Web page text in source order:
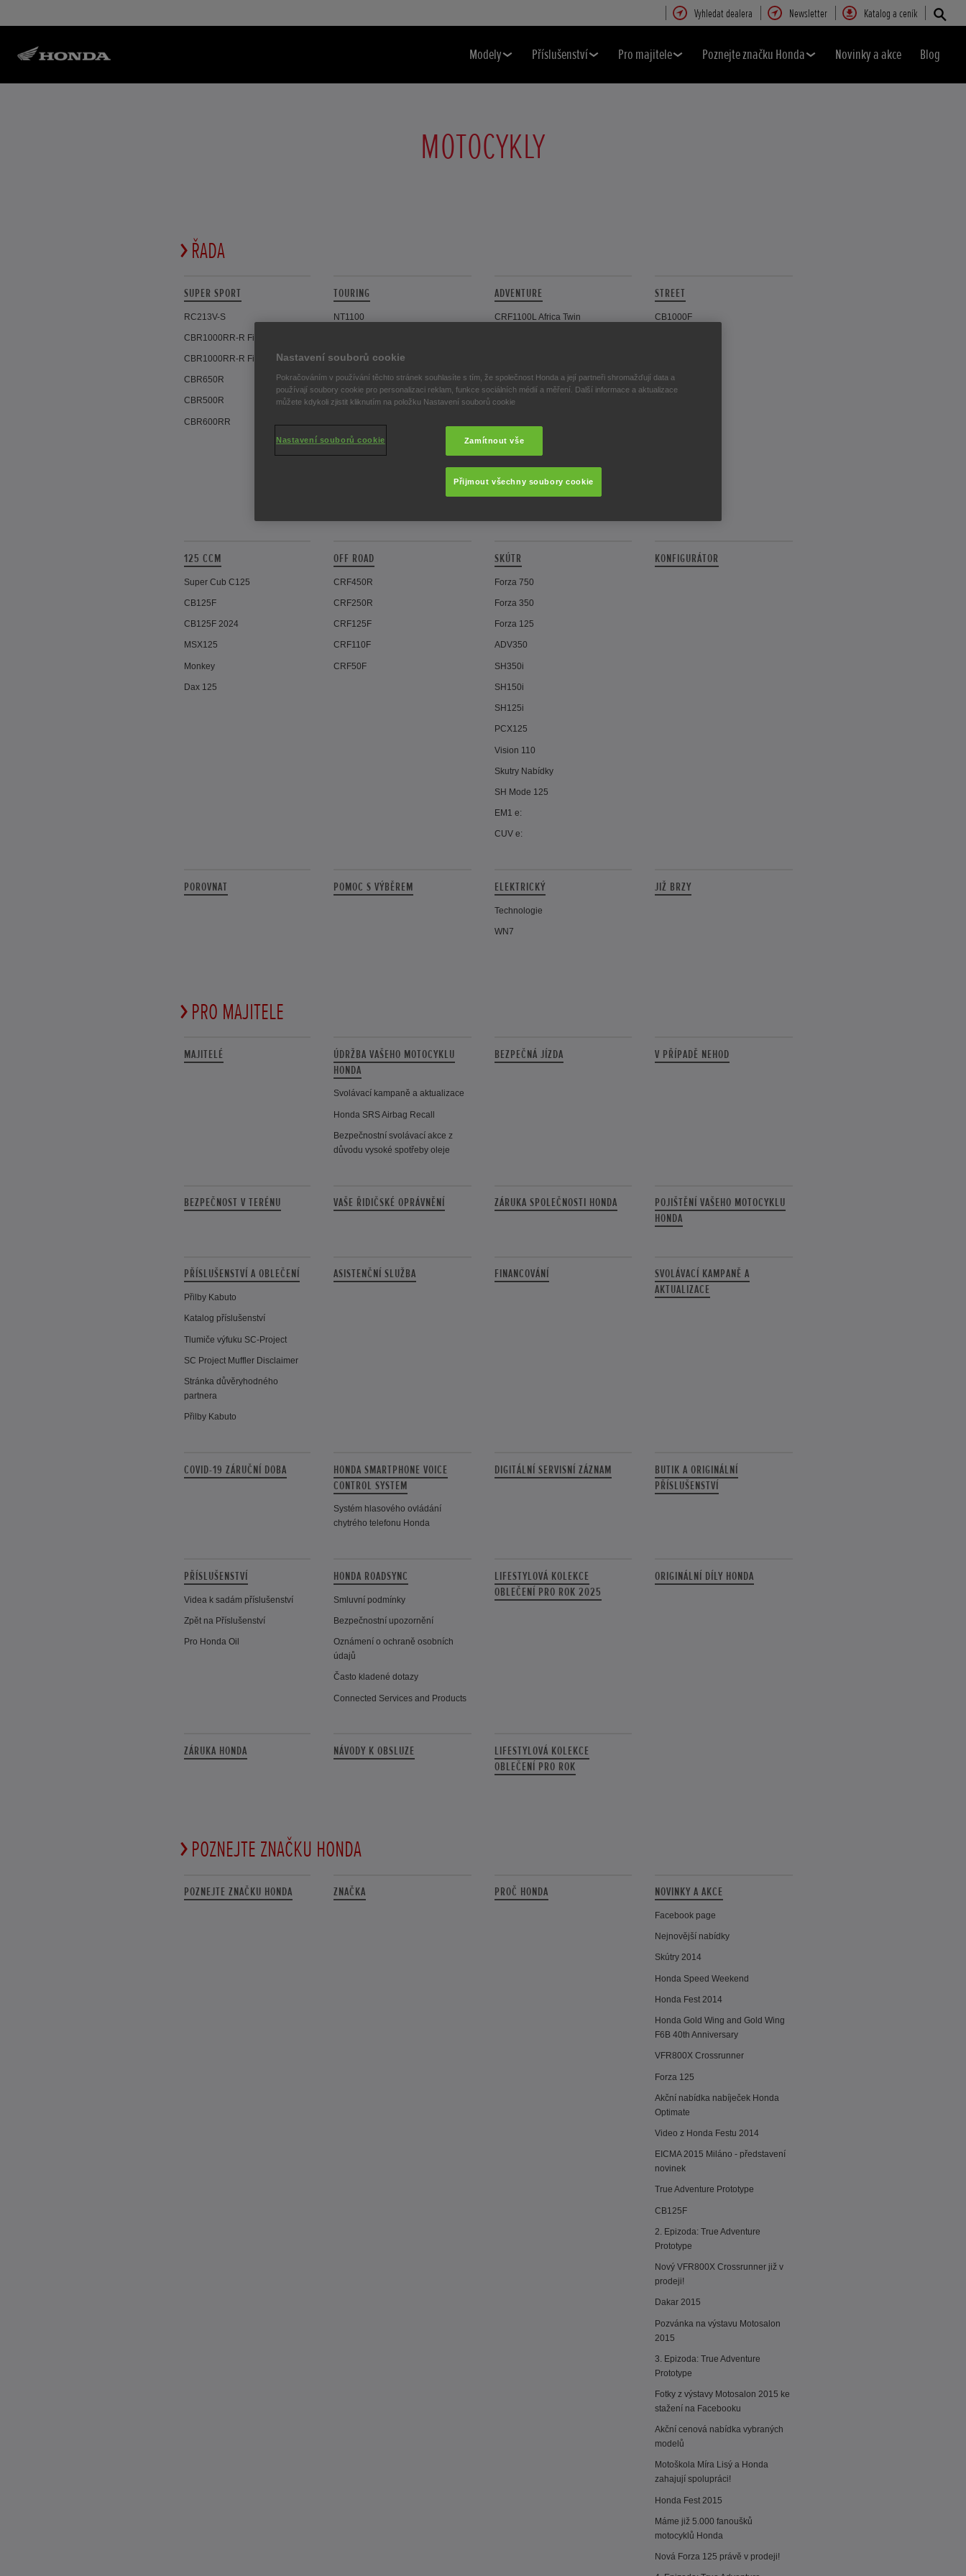
Vyhledat dealera Newsletter Katalog a ceník
Modely Příslušenství Pro majitele Poznejte značku Honda Novinky a akce Blog
MOTOCYKLY
ŘADA
SUPER SPORT
RC213V-S
CBR1000RR-R Fireblade SP
CBR1000RR-R Fireblade
CBR650R
CBR500R
CBR600RR
TOURING
NT1100
GL1800 Gold Wing Tour
ADVENTURE
CRF1100L Africa Twin
XL750 Transalp
X-ADV
CB500X
CRF300 Rally
CRF300L
NX500
STREET
CB1000F
CB750 Hornet
125 CCM
Super Cub C125
CB125F
CB125F 2024
MSX125
Monkey
Dax 125
OFF ROAD
CRF450R
CRF250R
CRF125F
CRF110F
CRF50F
SKÚTR
Forza 750
Forza 350
Forza 125
ADV350
SH350i
SH150i
SH125i
PCX125
Vision 110
Skutry Nabídky
SH Mode 125
EM1 e:
CUV e:
KONFIGURÁTOR
POROVNAT POMOC S VÝBĚREM ELEKTRICKÝ
Technologie
WN7
JIŽ BRZY
PRO MAJITELE
MAJITELÉ
ÚDRŽBA VAŠEHO MOTOCYKLU
HONDA
Svolávací kampaně a aktualizace
Honda SRS Airbag Recall
Bezpečnostní svolávací akce z
důvodu vysoké spotřeby oleje
BEZPEČNÁ JÍZDA V PŘÍPADĚ NEHOD
BEZPEČNOST V TERÉNU VAŠE ŘIDIČSKÉ OPRÁVNĚNÍ ZÁRUKA SPOLEČNOSTI HONDA
POJIŠTĚNÍ VAŠEHO MOTOCYKLU
HONDA
PŘÍSLUŠENSTVÍ A OBLEČENÍ
Přilby Kabuto
Katalog příslušenství
Tlumiče výfuku SC-Project
SC Project Muffler Disclaimer
Stránka důvěryhodného
partnera
Přilby Kabuto
ASISTENČNÍ SLUŽBA FINANCOVÁNÍ
SVOLÁVACÍ KAMPANĚ A
AKTUALIZACE
COVID-19 ZÁRUČNÍ DOBA
HONDA SMARTPHONE VOICE
CONTROL SYSTEM
Systém hlasového ovládání
chytrého telefonu Honda
DIGITÁLNÍ SERVISNÍ ZÁZNAM
BUTIK A ORIGINÁLNÍ
PŘÍSLUŠENSTVÍ
PŘÍSLUŠENSTVÍ
Videa k sadám příslušenství
Zpět na Příslušenství
Pro Honda Oil
HONDA ROADSYNC
Smluvní podmínky
Bezpečnostní upozornění
Oznámení o ochraně osobních
údajů
Často kladené dotazy
Connected Services and Products
LIFESTYLOVÁ KOLEKCE
OBLEČENÍ PRO ROK 2025
ORIGINÁLNÍ DÍLY HONDA
ZÁRUKA HONDA NÁVODY K OBSLUZE
LIFESTYLOVÁ KOLEKCE
OBLEČENÍ PRO ROK
POZNEJTE ZNAČKU HONDA
POZNEJTE ZNAČKU HONDA ZNAČKA PROČ HONDA NOVINKY A AKCE
Facebook page
Nejnovější nabídky
Skútry 2014
Honda Speed Weekend
Honda Fest 2014
Honda Gold Wing and Gold Wing
F6B 40th Anniversary
VFR800X Crossrunner
Forza 125
Akční nabídka nabíječek Honda
Optimate
Video z Honda Festu 2014
EICMA 2015 Miláno - představení
novinek
True Adventure Prototype
CB125F
2. Epizoda: True Adventure
Prototype
Nový VFR800X Crossrunner již v
prodeji!
Dakar 2015
Pozvánka na výstavu Motosalon
2015
3. Epizoda: True Adventure
Prototype
Fotky z výstavy Motosalon 2015 ke
stažení na Facebooku
Akční cenová nabídka vybraných
modelů
Motoškola Míra Lisý a Honda
zahajují spolupráci!
Honda Fest 2015
Máme již 5.000 fanoušků
motocyklů Honda
Nová Forza 125 právě v prodeji!
Nastavení souborů cookie
Pokračováním v používání těchto stránek souhlasíte s tím, že společnost Honda a její partneři shromažďují data a
používají soubory cookie pro personalizaci reklam, funkce sociálních médií a měření. Další informace a aktualizace
můžete kdykoli zjistit kliknutím na položku Nastavení souborů cookie
Zamítnout vše
Přijmout všechny soubory cookie
Nastavení souborů cookie